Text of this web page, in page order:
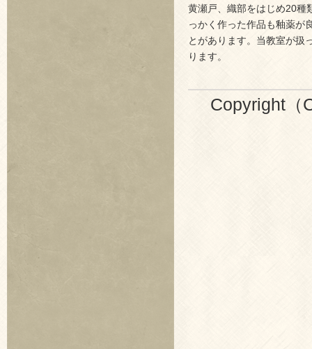
黄瀬戸、織部をはじめ20種
っかく作った作品も釉薬が
とがあります。当教室が扱
ります。
Copyright